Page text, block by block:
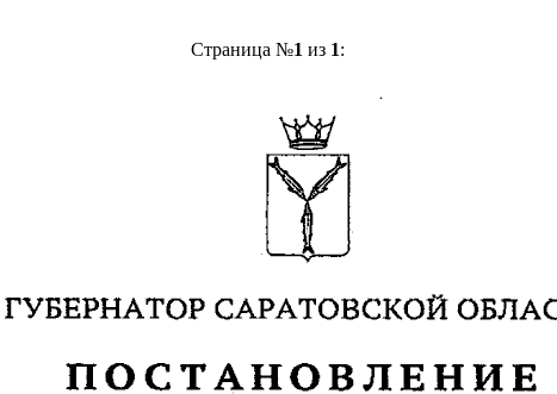
Страница №1 из 1: